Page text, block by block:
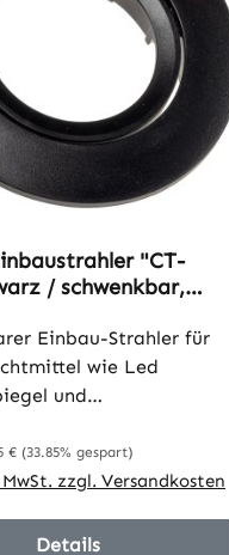
"CT-
/ schwenkbar,
Einbau-Strahler für
wie Led
und
Kunststoff •
ca. 35mm lang
• Einbautiefe
Preis:
€ (33.85% gespart)
zzgl. Versandkosten
Details